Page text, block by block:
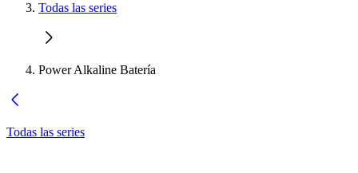
Todas las series
Power Alkaline Batería
Todas las series